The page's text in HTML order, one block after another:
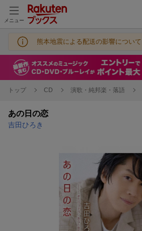
メニュー
熊本地震による配送の影響について
トップ CD 演歌・純邦楽・落語
あの日の恋
吉田ひろき